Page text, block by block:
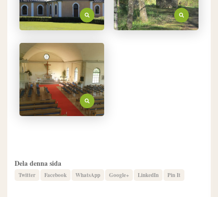
Dela denna sida
Twitter Facebook WhatsApp Google+ LinkedIn Pin It